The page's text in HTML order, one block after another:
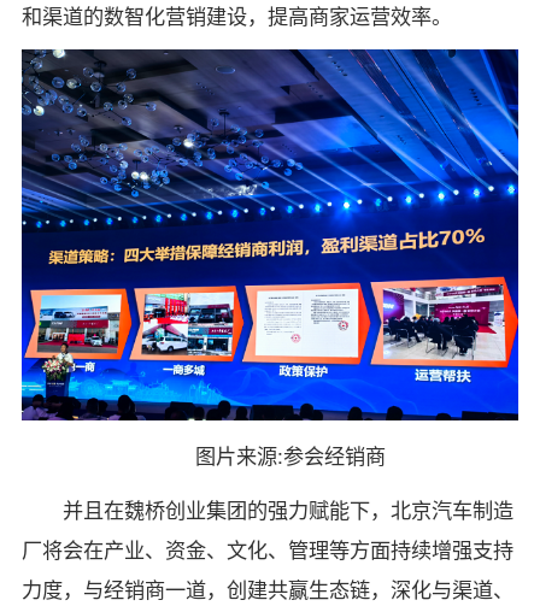
和渠道的数智化营销建设，提高商家运营效率。
图片来源:参会经销商
并且在魏桥创业集团的强力赋能下，北京汽车制造
厂将会在产业、资金、文化、管理等方面持续增强支持
力度，与经销商一道，创建共赢生态链，深化与渠道、